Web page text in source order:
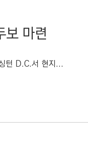
보 마련
턴 D.C.서 현지...